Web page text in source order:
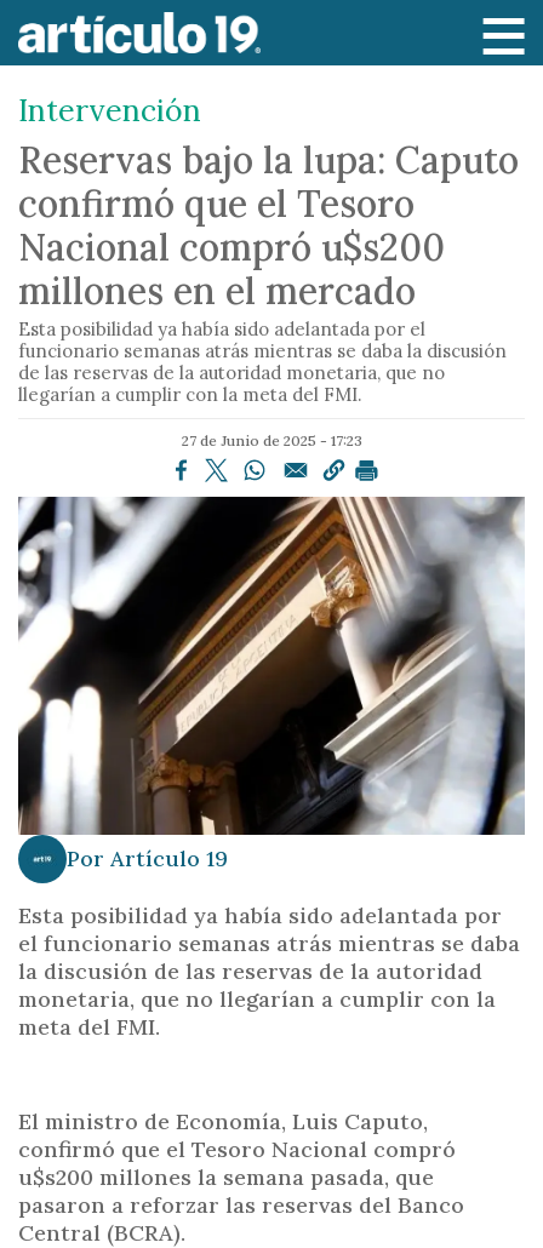
a
l
o
n
e
n
d
p
r
i
n
c
i
Intervención
Reservas bajo la lupa: Caputo
confirmó que el Tesoro
Nacional compró u$s200
millones en el mercado
Esta posibilidad ya había sido adelantada por el
funcionario semanas atrás mientras se daba la discusión
de las reservas de la autoridad monetaria, que no
llegarían a cumplir con la meta del FMI.
27 de Junio de 2025 - 17:23
Por Artículo 19
Esta posibilidad ya había sido adelantada por
el funcionario semanas atrás mientras se daba
la discusión de las reservas de la autoridad
monetaria, que no llegarían a cumplir con la
meta del FMI.
El ministro de Economía, Luis Caputo,
confirmó que el Tesoro Nacional compró
u$s200 millones la semana pasada, que
pasaron a reforzar las reservas del Banco
Central (BCRA).